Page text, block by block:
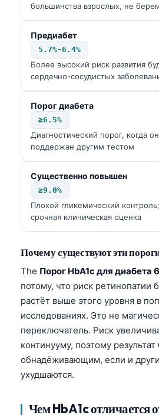
большинства взрослых, не
Предиабет
5.7%-6.4%
Более высокий риск развития
сердечно-сосудистых
Порог диабета
≥6.5%
Диагностический порог, когда
поддержан другим тестом
Существенно повышен
≥9.0%
Плохой гликемический
срочная клиническая оценка
Почему существуют эти
The Порог HbA1c для диабета
потому, что риск ретинопатии
растёт выше этого уровня в
исследованиях. Это не
переключатель. Риск
континууму, поэтому результат
обнадёживающим, если и
ухудшаются.
Чем HbA1c отличается